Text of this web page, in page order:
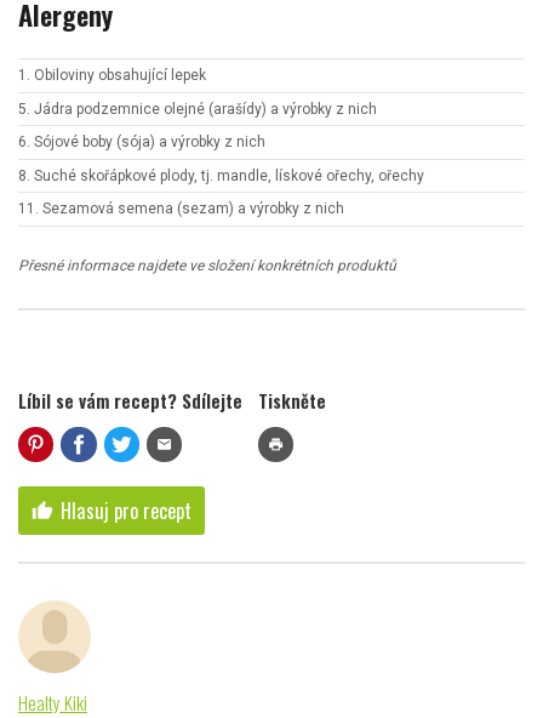
Alergeny
1. Obiloviny obsahující lepek
5. Jádra podzemnice olejné (arašídy) a výrobky z nich
6. Sójové boby (sója) a výrobky z nich
8. Suché skořápkové plody, tj. mandle, lískové ořechy, ořechy
11. Sezamová semena (sezam) a výrobky z nich
Přesné informace najdete ve složení konkrétních produktů
Líbil se vám recept? Sdílejte
mail
Tiskněte
print
thumb_up Hlasuj pro recept
Healty Kiki